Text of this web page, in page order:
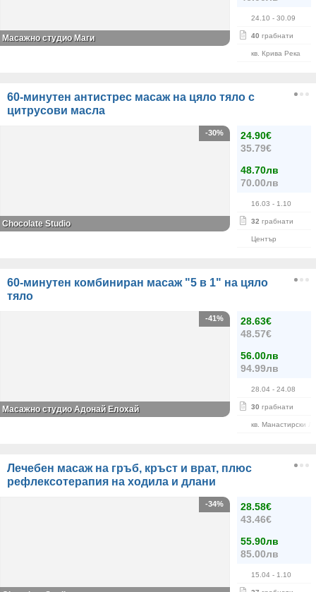
24.10 - 30.09
40 грабнати
кв. Крива Река
Масажно студио Маги
60-минутен антистрес масаж на цяло тяло с
цитрусови масла
24.90€
35.79€
48.70лв
70.00лв
16.03 - 1.10
32 грабнати
Център
-30%
Chocolate Studio
60-минутен комбиниран масаж "5 в 1" на цяло
тяло
28.63€
48.57€
56.00лв
94.99лв
28.04 - 24.08
30 грабнати
кв. Манастирски
-41%
Масажно студио Адонай Елохай
Лечебен масаж на гръб, кръст и врат, плюс
рефлексотерапия на ходила и длани
28.58€
43.46€
55.90лв
85.00лв
15.04 - 1.10
-34%